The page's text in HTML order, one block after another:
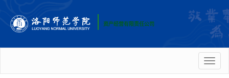
资产经营有限责任公司